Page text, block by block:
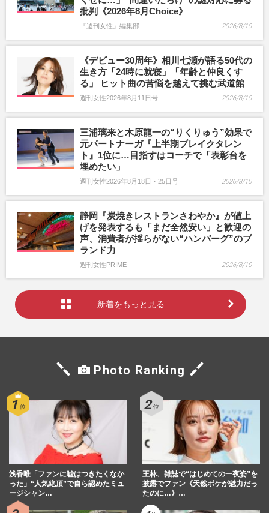
批判《2026年8月Choice》
『週刊女性』編集部 2026/8/10
《デビュー30周年》相川七瀬が語る50代の
生き方「24時に就寝」「年齢と仲良くす
る」 ヒット曲の苦悩を越えて挑む武道館
週刊女性2026年8月11日号 2026/8/10
三浦璃来と木原龍一の“りくりゅう”効果で
元パートナーガ『上半期ブレイクタレン
ト』1位に…目指すはコーチで「表彰台を
埋めたい」
週刊女性2026年8月18日・25日号 2026/8/10
静岡『炭焼きレストランさわやか』が値上
げを発表するも「まだ全然安い」と歓迎の
声、消費者が揺らがない“ハンバーグ”のブ
ランド力
週刊女性PRIME 2026/8/10
新着をもっと見る
Photo Ranking
浅香唯「ファンに嘘はつきたくなか
った」“人気絶頂”で自ら認めたミュ
ージシャン…
王林、雑誌で“はじめての一夜姿”を
披露でファン《天然ボケが魅力だっ
たのに…》…